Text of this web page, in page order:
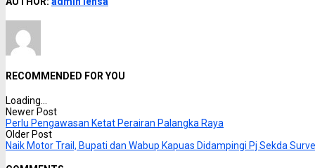
RECOMMENDED FOR YOU
Loading...
Newer Post
Perlu Pengawasan Ketat Perairan Palangka Raya
Older Post
Naik Motor Trail, Bupati dan Wabup Kapuas Didampingi Pj Sekda